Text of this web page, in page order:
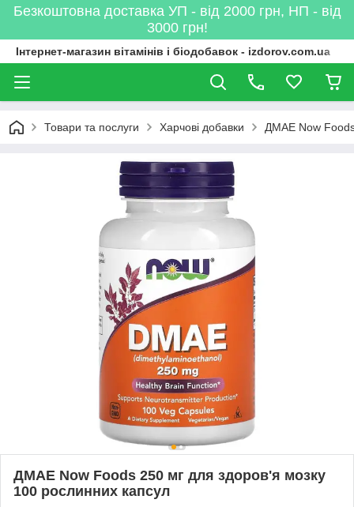
Безкоштовна доставка УП - від 2000 грн, НП - від
3000 грн!
Інтернет-магазин вітамінів і біодобавок - izdorov.com.ua
Товари та послуги Харчові добавки ДМАЕ Now Foods
ДМАЕ Now Foods 250 мг для здоров'я мозку
100 рослинних капсул